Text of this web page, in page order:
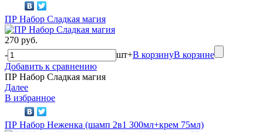
ПР Набор Сладкая магия
270 руб.
-
шт+В корзинуВ корзине
Добавить к сравнению
ПР Набор Сладкая магия
Далее
В избранное
ПР Набор Неженка (шамп 2в1 300мл+крем 75мл)